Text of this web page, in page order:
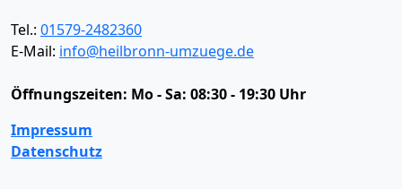
Tel.: 01579-2482360
E-Mail: info@heilbronn-umzuege.de
Öffnungszeiten: Mo - Sa: 08:30 - 19:30 Uhr
Impressum
Datenschutz